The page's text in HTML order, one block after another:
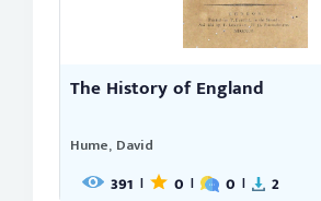
The History of England
Hume, David
391 | 0 | 0 | 2